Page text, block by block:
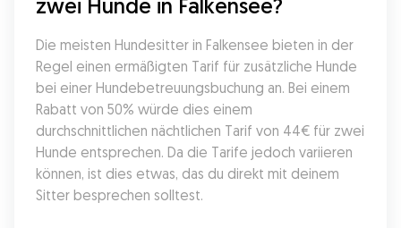
zwei Hunde in Falkensee?
Die meisten Hundesitter in Falkensee bieten in der
Regel einen ermäßigten Tarif für zusätzliche Hunde
bei einer Hundebetreuungsbuchung an. Bei einem
Rabatt von 50% würde dies einem
durchschnittlichen nächtlichen Tarif von 44€ für zwei
Hunde entsprechen. Da die Tarife jedoch variieren
können, ist dies etwas, das du direkt mit deinem
Sitter besprechen solltest.